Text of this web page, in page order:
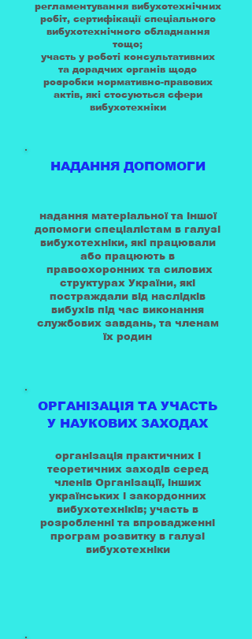
регламентування вибухотехнічних
робіт, сертифікації спеціального
вибухотехнічного обладнання
тощо;
участь у роботі консультативних
та дорадчих органів щодо
розробки нормативно-правових
актів, які стосуються сфери
вибухотехніки
НАДАННЯ ДОПОМОГИ
надання матеріальної та іншої
допомоги спеціалістам в галузі
вибухотехніки, які працювали
або працюють в
правоохоронних та силових
структурах України, які
постраждали від наслідків
вибухів під час виконання
службових завдань, та членам
їх родин
ОРГАНІЗАЦІЯ ТА УЧАСТЬ
У НАУКОВИХ ЗАХОДАХ
організація практичних і
теоретичних заходів серед
членів Організації, інших
українських і закордонних
вибухотехніків; участь в
розробленні та впровадженні
програм розвитку в галузі
вибухотехніки